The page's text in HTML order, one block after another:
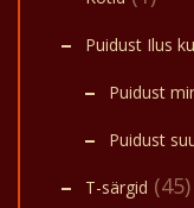
Puidust Ilus
Puidust
Puidust
T-särgid (45)